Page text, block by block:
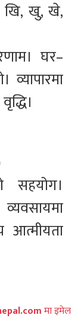
खि, खु, खे,
घर–
सहयोग।
व्यवसायमा
आत्मीयता
मा इमेल